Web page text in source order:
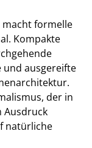
macht formelle
Kompakte
und ausgereifte
der in
Ausdruck
natürliche